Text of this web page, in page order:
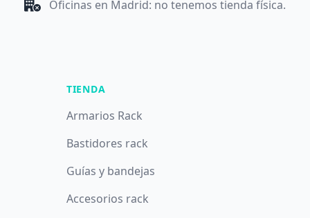
Oficinas en Madrid: no tenemos tienda física.
TIENDA
Armarios Rack
Bastidores rack
Guías y bandejas
Accesorios rack